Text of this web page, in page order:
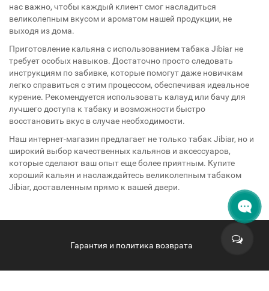
нас важно, чтобы каждый клиент смог насладиться
великолепным вкусом и ароматом нашей продукции, не
выходя из дома.
Приготовление кальяна с использованием табака Jibiar не
требует особых навыков. Достаточно просто следовать
инструкциям по забивке, которые помогут даже новичкам
легко справиться с этим процессом, обеспечивая идеальное
курение. Рекомендуется использовать калауд или бачу для
лучшего доступа к табаку и возможности быстро
восстановить вкус в случае необходимости.
Наш интернет-магазин предлагает не только табак Jibiar, но и
широкий выбор качественных кальянов и аксессуаров,
которые сделают ваш опыт еще более приятным. Купите
хороший кальян и наслаждайтесь великолепным табаком
Jibiar, доставленным прямо к вашей двери.
Гарантия и политика возврата